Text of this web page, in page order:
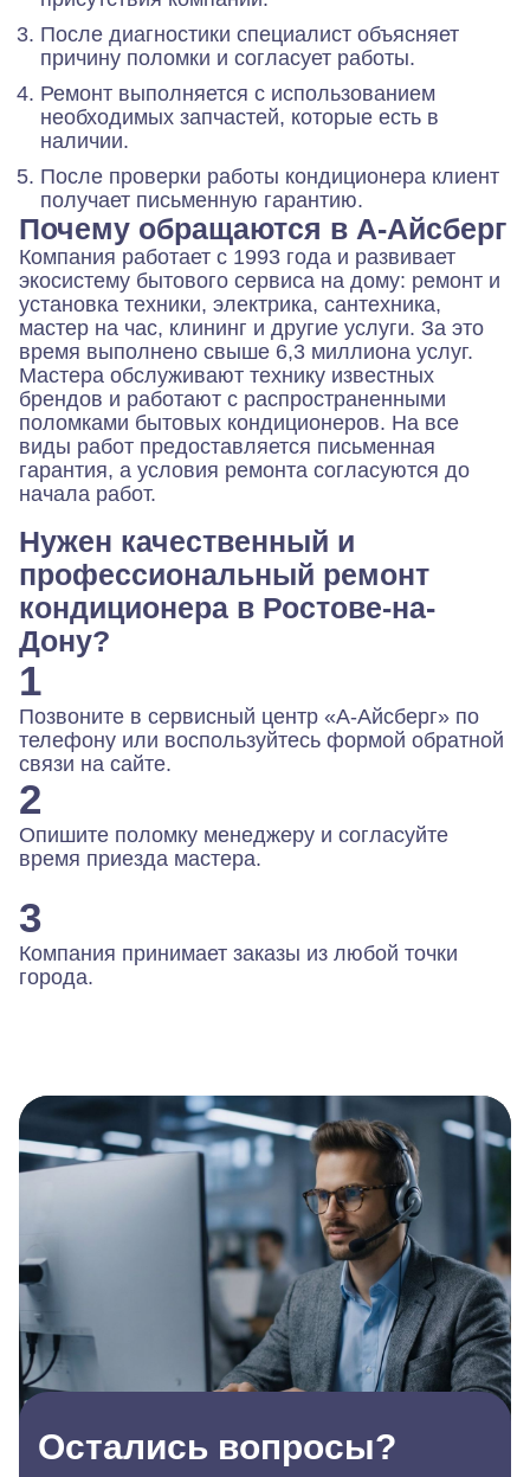
После диагностики специалист объясняет
причину поломки и согласует работы.
Ремонт выполняется с использованием
необходимых запчастей, которые есть в
наличии.
После проверки работы кондиционера клиент
получает письменную гарантию.
Почему обращаются в А-Айсберг
Компания работает с 1993 года и развивает
экосистему бытового сервиса на дому: ремонт и
установка техники, электрика, сантехника,
мастер на час, клининг и другие услуги. За это
время выполнено свыше 6,3 миллиона услуг.
Мастера обслуживают технику известных
брендов и работают с распространенными
поломками бытовых кондиционеров. На все
виды работ предоставляется письменная
гарантия, а условия ремонта согласуются до
начала работ.
Нужен качественный и
профессиональный ремонт
кондиционера в Ростове-на-
Дону?
1
Позвоните в сервисный центр «А-Айсберг» по
телефону или воспользуйтесь формой обратной
связи на сайте.
2
Опишите поломку менеджеру и согласуйте
время приезда мастера.
3
Компания принимает заказы из любой точки
города.
Остались вопросы?